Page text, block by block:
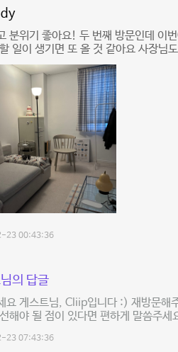
분위기 좋아요! 두 번째 방문인데 이
일이 생기면 또 올 것 같아요 사장님
23 00:43:36
의 답글
요 게스트님, Cliip입니다 :) 재방문해
해야 될 점이 있다면 편하게 말씀주세
23 07:43:36